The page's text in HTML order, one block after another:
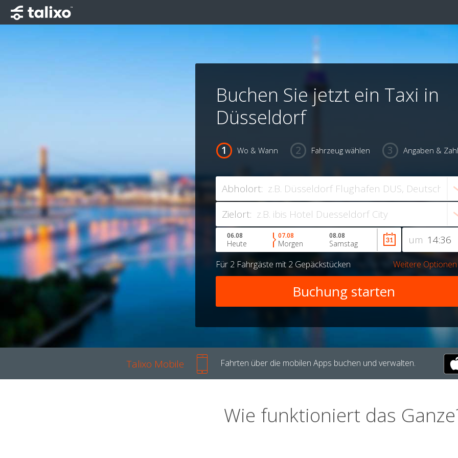
Buchen Sie jetzt ein Taxi in
Düsseldorf
Wo & Wann Fahrzeug wählen Angaben &
Abholort:
Zielort:
um
06.08
Heute
07.08
Morgen
08.08
Samstag
Für 2 Fahrgäste mit 2 Gepäckstücken Weitere Optionen
Talixo Mobile Fahrten über die mobilen Apps buchen und verwalten.
Wie funktioniert das